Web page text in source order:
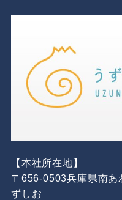
【本社所在地】
〒656-0503兵庫県南あ
ずしお